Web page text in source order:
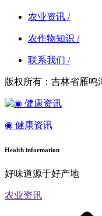
农业资讯 /
农作物知识 /
联系我们 /
版权所有：吉林省雁鸣
◉ 健康资讯
Health information
好味道源于好产地
农业资讯